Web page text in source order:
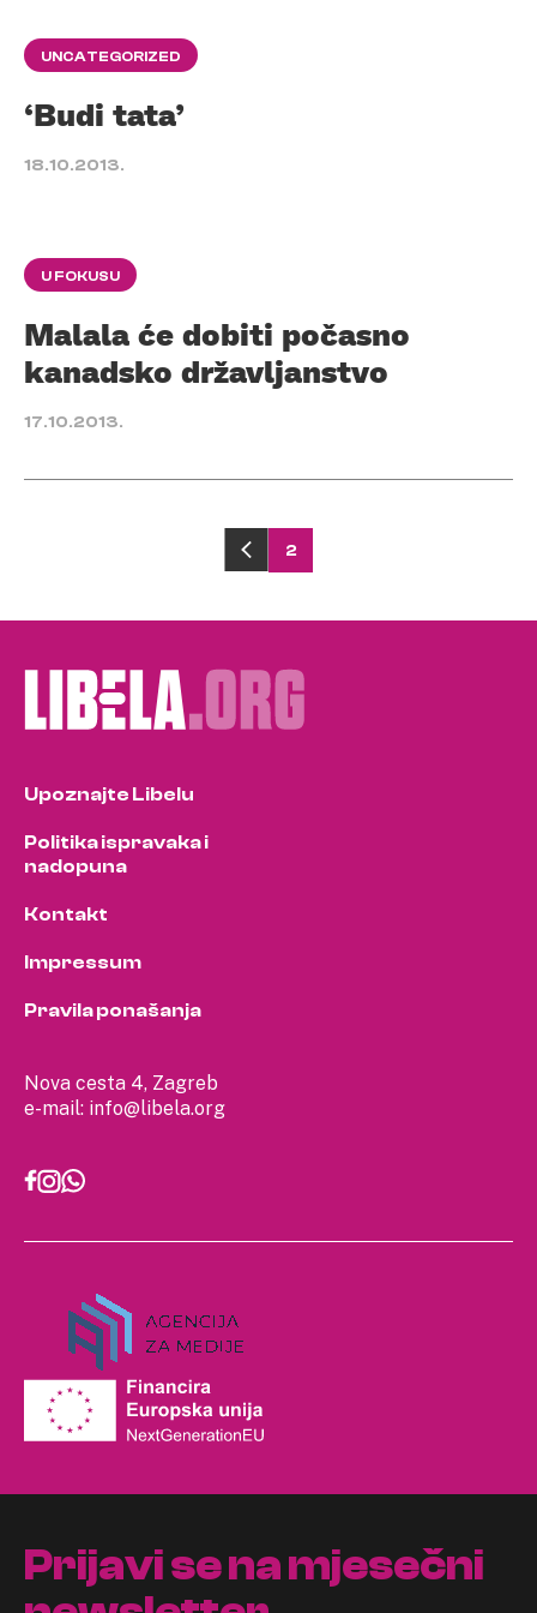
UNCATEGORIZED
‘Budi tata’
18.10.2013.
U FOKUSU
Malala će dobiti počasno
kanadsko državljanstvo
17.10.2013.
pagination
2
Nova cesta 4, Zagreb
e-mail: info@libela.org
Upoznajte Libelu
Politika ispravaka i
nadopuna
Kontakt
Impressum
Pravila ponašanja
Prijavi se na mjesečni